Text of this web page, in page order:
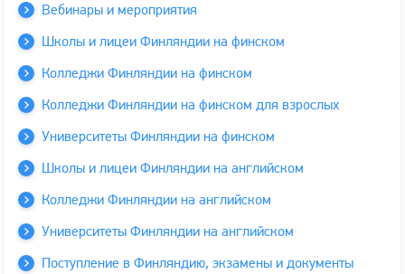
Вебинары и мероприятия
Школы и лицеи Финляндии на финском
Колледжи Финляндии на финском
Колледжи Финляндии на финском для взрослых
Университеты Финляндии на финском
Школы и лицеи Финляндии на английском
Колледжи Финляндии на английском
Университеты Финляндии на английском
Поступление в Финляндию, экзамены и документы